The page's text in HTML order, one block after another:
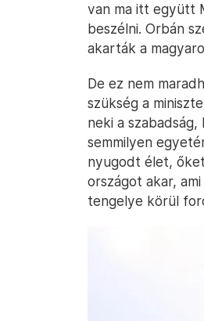
van ma itt együtt
beszélni. Orbán
akarták a
De ez nem
szükség a
neki a
semmilyen
nyugodt élet,
országot akar,
tengelye körül